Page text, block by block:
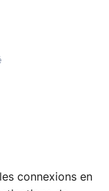
connexions en